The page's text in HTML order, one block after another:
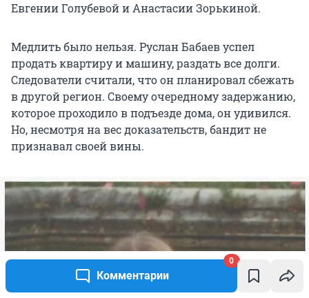
Комментарии
0
Евгении Голубевой и Анастасии Зорькиной.
Медлить было нельзя. Руслан Бабаев успел
продать квартиру и машину, раздать все долги.
Следователи считали, что он планировал сбежать
в другой регион. Своему очередному задержанию,
которое проходило в подъезде дома, он удивился.
Но, несмотря на вес доказательств, бандит не
признавал своей вины.